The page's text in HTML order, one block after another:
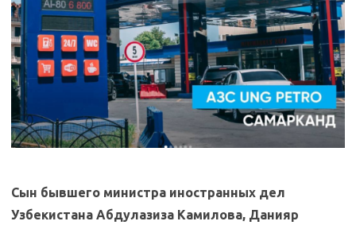
Cын бывшего министра иностранных дел
Узбекистана Абдулазиза Камилова, Данияр